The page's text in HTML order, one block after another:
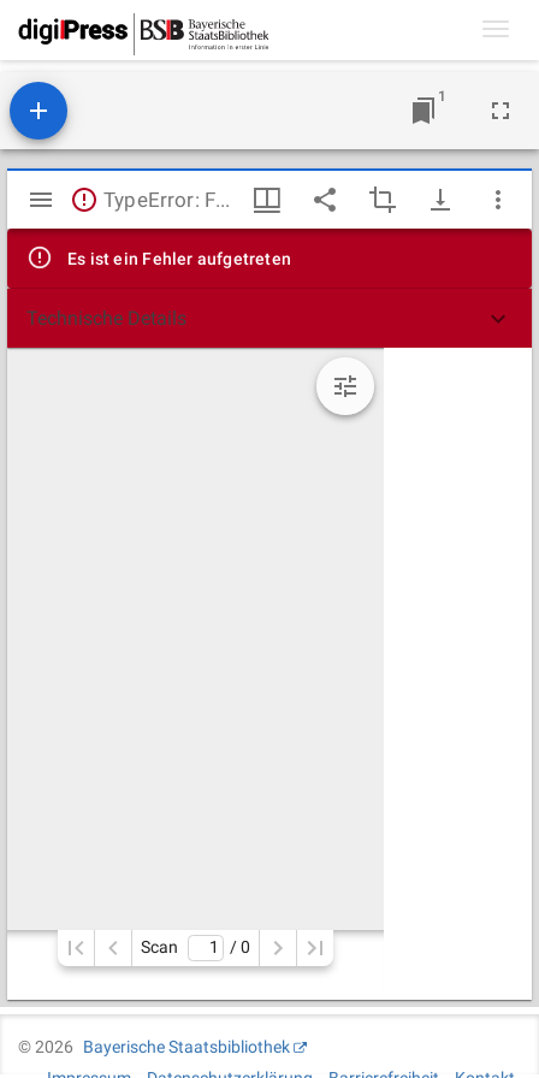
1
Mirador
Viewer
TypeError: Failed to fetch
Es ist ein Fehler aufgetreten
Technische Details
Scan / 0
©2026
Bayerische Staatsbibliothek